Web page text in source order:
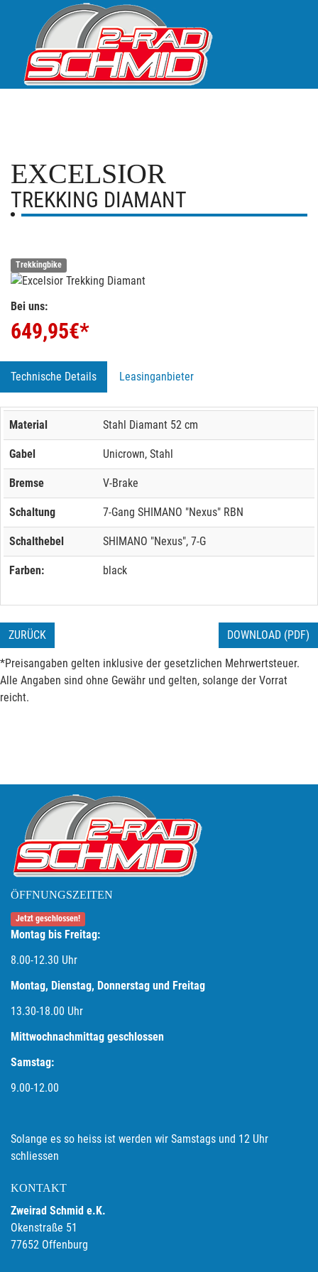
EXCELSIOR
TREKKING DIAMANT
Trekkingbike
Bei uns:
649,95€*
Technische Details Leasinganbieter
Material Stahl Diamant 52 cm
Gabel Unicrown, Stahl
Bremse V-Brake
Schaltung 7-Gang SHIMANO "Nexus" RBN
Schalthebel SHIMANO "Nexus", 7-G
Farben: black
ZURÜCK DOWNLOAD (PDF)
*Preisangaben gelten inklusive der gesetzlichen Mehrwertsteuer.
Alle Angaben sind ohne Gewähr und gelten, solange der Vorrat
reicht.
ÖFFNUNGSZEITEN
Jetzt geschlossen!
Montag bis Freitag:
8.00-12.30 Uhr
Montag, Dienstag, Donnerstag und Freitag
13.30-18.00 Uhr
Mittwochnachmittag geschlossen
Samstag:
9.00-12.00
Solange es so heiss ist werden wir Samstags und 12 Uhr
schliessen
KONTAKT
Zweirad Schmid e.K.
Okenstraße 51
77652 Offenburg